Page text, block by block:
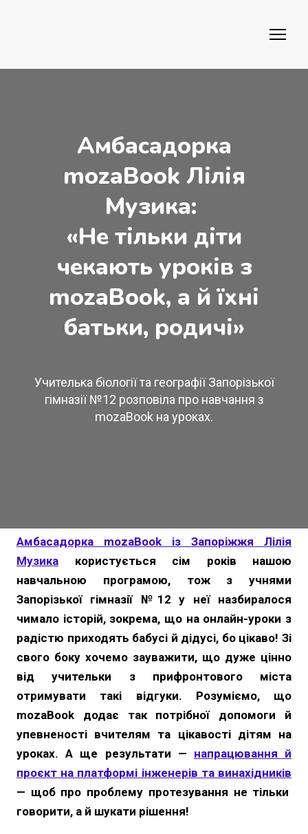
Амбасадорка
mozaBook Лілія
Музика:
«Не тільки діти
чекають уроків з
mozaBook, а й їхні
батьки, родичі»
Учителька біології та географії Запорізької
гімназії №12 розповіла про навчання з
mozaBook на уроках.
Амбасадорка mozaBook із Запоріжжя Лілія
Музика користується сім років нашою
навчальною програмою, тож з учнями
Запорізької гімназії №12 у неї назбиралося
чимало історій, зокрема, що на онлайн-уроки з
радістю приходять бабусі й дідусі, бо цікаво! Зі
свого боку хочемо зауважити, що дуже цінно
від учительки з прифронтового міста
отримувати такі відгуки. Розуміємо, що
mozaBook додає так потрібної допомоги й
упевненості вчителям та цікавості дітям на
уроках. А ще результати — напрацювання й
проєкт на платформі інженерів та винахідників
— щоб про проблему протезування не тільки
говорити, а й шукати рішення!